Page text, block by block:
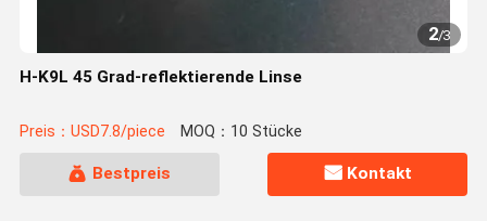
2/3
H-K9L 45 Grad-reflektierende Linse
Preis：USD7.8/piece MOQ：10 Stücke
Bestpreis Kontakt